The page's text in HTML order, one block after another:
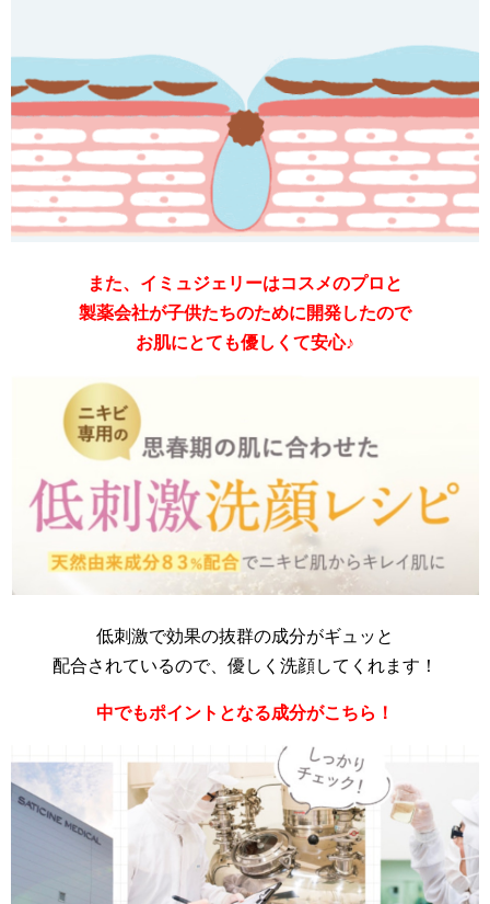
また、イミュジェリーはコスメのプロと
製薬会社が子供たちのために開発したので
お肌にとても優しくて安心♪
低刺激で効果の抜群の成分がギュッと
配合されているので、優しく洗顔してくれます！
中でもポイントとなる成分がこちら！